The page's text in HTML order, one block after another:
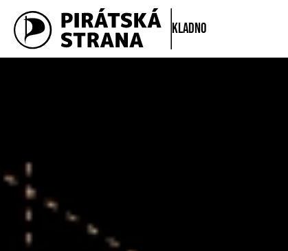
Kladno